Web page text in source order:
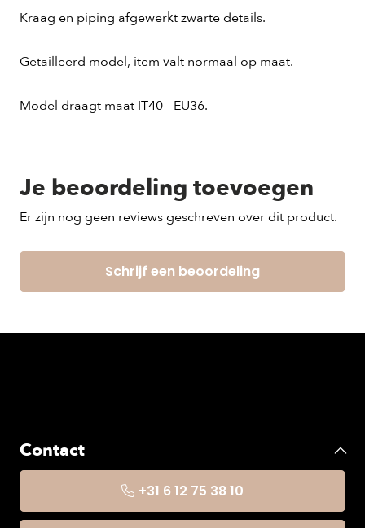
Kraag en piping afgewerkt zwarte details.
Getailleerd model, item valt normaal op maat.
Model draagt maat IT40 - EU36.
Je beoordeling toevoegen
Er zijn nog geen reviews geschreven over dit product.
Schrijf een beoordeling
Contact
+31 6 12 75 38 10